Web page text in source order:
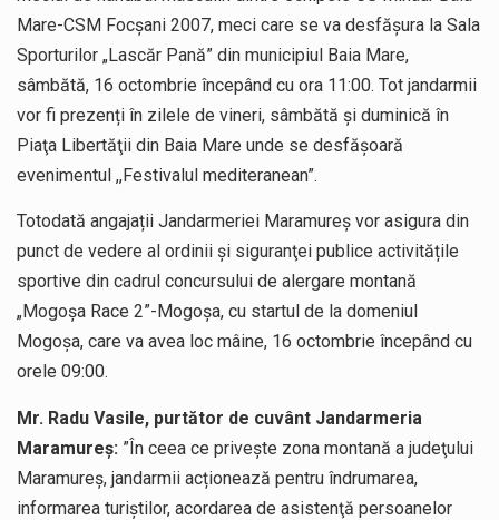
Mare-CSM Focșani 2007, meci care se va desfășura la Sala
Sporturilor „Lascăr Pană” din municipiul Baia Mare,
sâmbătă, 16 octombrie începând cu ora 11:00. Tot jandarmii
vor fi prezenți în zilele de vineri, sâmbătă și duminică în
Piaţa Libertăţii din Baia Mare unde se desfășoară
evenimentul ,,Festivalul mediteranean”.
Totodată angajații Jandarmeriei Maramureș vor asigura din
punct de vedere al ordinii şi siguranţei publice activitățile
sportive din cadrul concursului de alergare montană
„Mogoșa Race 2”-Mogoșa, cu startul de la domeniul
Mogoșa, care va avea loc mâine, 16 octombrie începând cu
orele 09:00.
Mr. Radu Vasile, purtător de cuvânt Jandarmeria
Maramureș: ”În ceea ce priveşte zona montană a judeţului
Maramureș, jandarmii acționează pentru îndrumarea,
informarea turiştilor, acordarea de asistenţă persoanelor